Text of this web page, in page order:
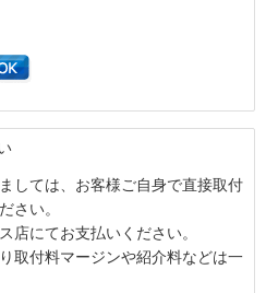
しては、お客様ご自身で直接取付
さい。
店にてお支払いください。
取付料マージンや紹介料などは一